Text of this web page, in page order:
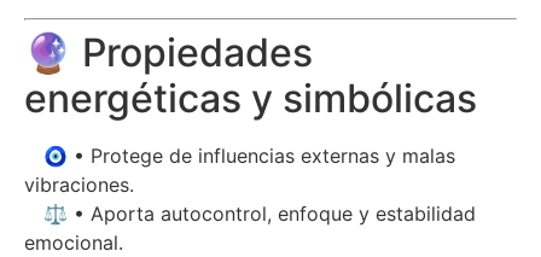
🔮 Propiedades
energéticas y simbólicas
🧿 • Protege de influencias externas y malas
vibraciones.
⚖️ • Aporta autocontrol, enfoque y estabilidad
emocional.